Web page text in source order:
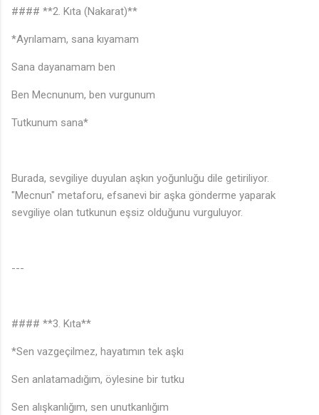
#### **2. Kıta (Nakarat)**
*Ayrılamam, sana kıyamam
Sana dayanamam ben
Ben Mecnunum, ben vurgunum
Tutkunum sana*
Burada, sevgiliye duyulan aşkın yoğunluğu dile getiriliyor.
"Mecnun" metaforu, efsanevi bir aşka gönderme yaparak
sevgiliye olan tutkunun eşsiz olduğunu vurguluyor.
---
#### **3. Kıta**
*Sen vazgeçilmez, hayatımın tek aşkı
Sen anlatamadığım, öylesine bir tutku
Sen alışkanlığım, sen unutkanlığım